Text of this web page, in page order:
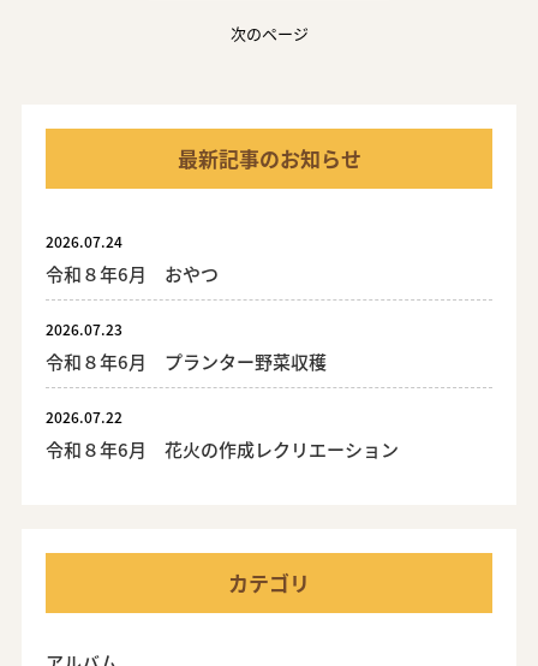
次のページ
最新記事のお知らせ
2026.07.24
令和８年6月 おやつ
2026.07.23
令和８年6月 プランター野菜収穫
2026.07.22
令和８年6月 花火の作成レクリエーション
カテゴリ